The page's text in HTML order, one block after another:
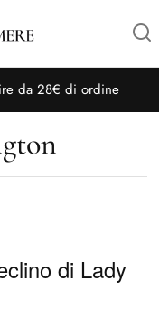
da 28€ di ordine
di Lady